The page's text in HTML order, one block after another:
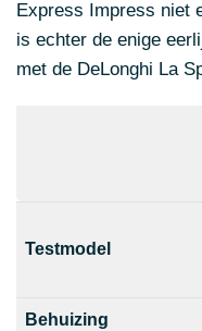
Express Impress niet
is echter de enige
met de DeLonghi La
Testmodel
Behuizing